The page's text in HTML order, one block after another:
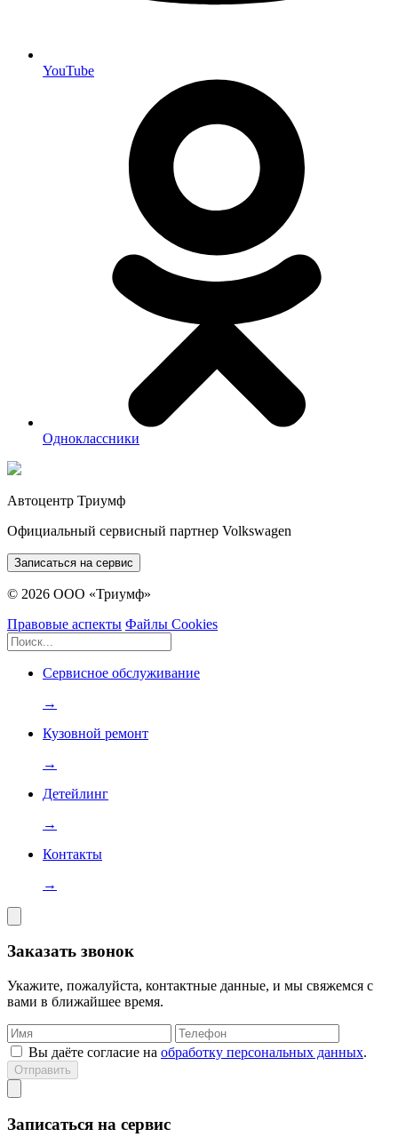
YouTube
Одноклассники
Автоцентр Триумф
Официальный сервисный партнер Volkswagen
Записаться на сервис
© 2026 ООО «Триумф»
Правовые аспекты Файлы Cookies
Сервисное обслуживание
→
Кузовной ремонт
→
Детейлинг
→
Контакты
→
Заказать звонок
Укажите, пожалуйста, контактные данные, и мы свяжемся с
вами в ближайшее время.
Вы даёте согласие на обработку персональных данных.
Отправить
Записаться на сервис